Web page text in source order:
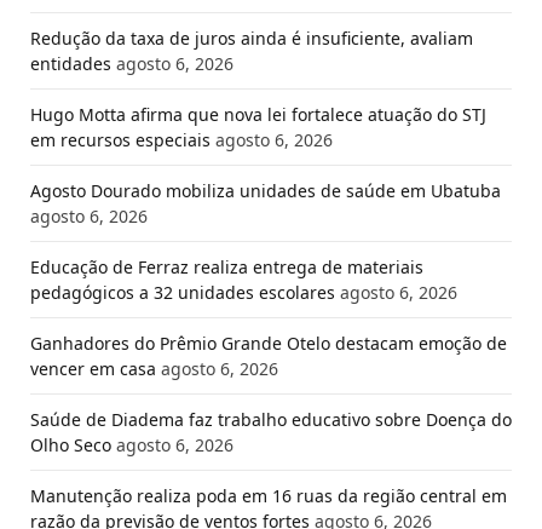
Redução da taxa de juros ainda é insuficiente, avaliam
entidades agosto 6, 2026
Hugo Motta afirma que nova lei fortalece atuação do STJ
em recursos especiais agosto 6, 2026
Agosto Dourado mobiliza unidades de saúde em Ubatuba
agosto 6, 2026
Educação de Ferraz realiza entrega de materiais
pedagógicos a 32 unidades escolares agosto 6, 2026
Ganhadores do Prêmio Grande Otelo destacam emoção de
vencer em casa agosto 6, 2026
Saúde de Diadema faz trabalho educativo sobre Doença do
Olho Seco agosto 6, 2026
Manutenção realiza poda em 16 ruas da região central em
razão da previsão de ventos fortes agosto 6, 2026